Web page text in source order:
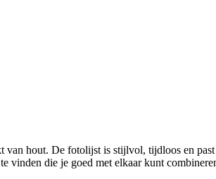
hout. De fotolijst is stijlvol, tijdloos en
die je goed met elkaar kunt